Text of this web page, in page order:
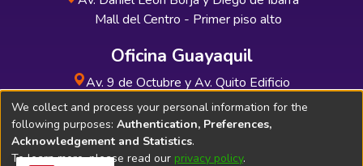
Mall del Centro - Primer piso alto
Oficina Guayaquil
Av. 9 de Octubre y Av. Quito Edificio
INDUAUTO - Planta baja
We collect and process your personal information for the
following purposes: Authentication, Preferences,
Acknowledgement and Statistics.
To learn more, please read our privacy policy.